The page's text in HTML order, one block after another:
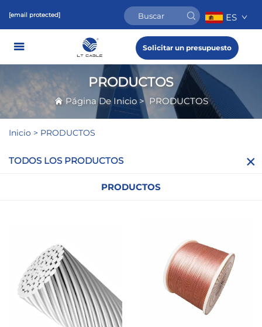
[email protected] ES
Solicitar un presupuesto
PRODUCTOS
Página De Inicio> PRODUCTOS
Inicio > PRODUCTOS
TODOS LOS PRODUCTOS
PRODUCTOS